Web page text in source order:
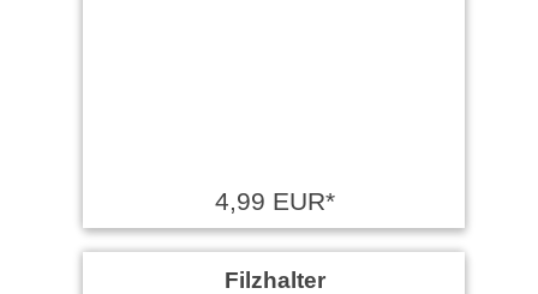
4,99 EUR*
Filzhalter